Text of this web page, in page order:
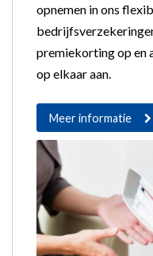
opnemen in ons
premiekorting op en
op elkaar aan.
Meer informatie